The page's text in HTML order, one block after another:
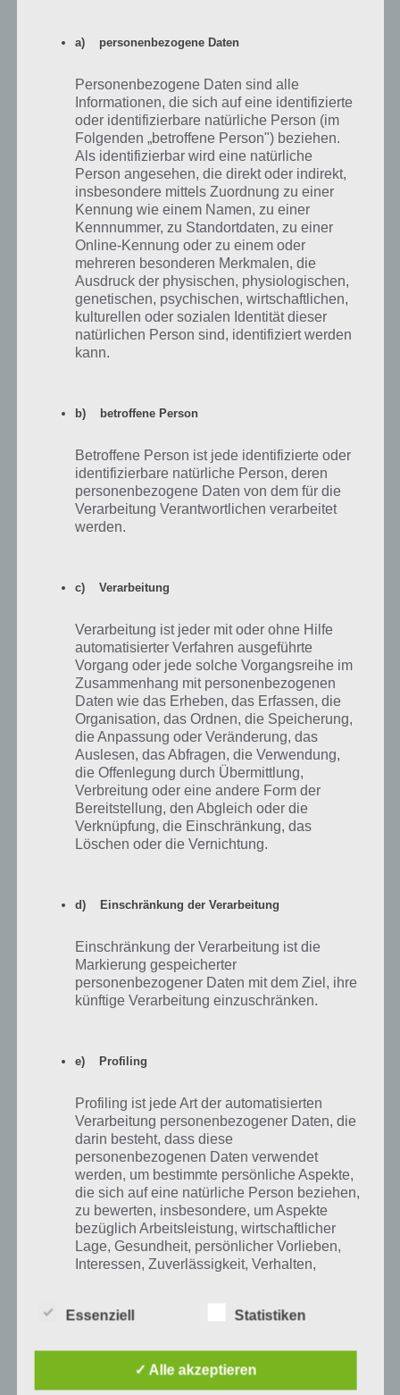
einfach ganz schnell den Button links anklicken bis der Pfeil über der
100 Inferno Escape Level 26 Lösung
Auch Level 26 ist mal wieder einfach. Hier muss man lediglich die
Anzahl der Verstrebungen je Flocke zählen. Die 100 Inferno Escape
Level 26 Lösung lautet dabei wie folgt. Auf der linken Seite müssen
folgende Zahlen von oben nach unten abgetragen werden 8die linke
Tabelle steht für die linke Seite, die andere für die rechte):
6
5
5
Einfach die Zahlen entsprechend eintragen und schon ist das Level
100 Inferno Escape Level 27 Lösung
musst du dein Android Gerät kurz schütteln, sodass der Golfsack
Im nächsten Schritt jenen aktivieren und per Wischbewegung nach
rechts den Ball ins Loch versenken.
100 Inferno Escape Level 28 Lösung
Weiter geht es mit der Lösung zu Level 28 von 100 Inferno Escape.
Her muss man auf der Tür die jeweilige Form über der Tür abtragen.
Also im ersten Schritt ein L machen (das heißt die linke Spalte und
die 3. Zeile vollständig antippen). Danach auf den Pfeil links von der
Tür tippen. So fährt man mit den weiteren Formen fort.
100 Inferno Escape Level 28 Lösung
100 Inferno Escape Level 29 Lösung
Kompliziert wird es in Level 29 von 100 Inferno Escape. Hier muss
man zunächst alle 6 Schneeflocken auf der Tür antippen, sodass kurz
ein Balken mit einer Farbe aufleuchtet. Nun muss man sich die
Länge merken und dann von kurz nach lang die farbigen
Schneeflocken links und rechts antippen.
Die Lösung lautet wie folgt (die Position der Zahl in der Tabelle
anzuklicken hat):
3
4
a) personenbezogene Daten
Personenbezogene Daten sind alle
Informationen, die sich auf eine identifizierte
oder identifizierbare natürliche Person (im
Folgenden „betroffene Person") beziehen.
Als identifizierbar wird eine natürliche
Person angesehen, die direkt oder indirekt,
insbesondere mittels Zuordnung zu einer
Kennung wie einem Namen, zu einer
Kennnummer, zu Standortdaten, zu einer
Online-Kennung oder zu einem oder
mehreren besonderen Merkmalen, die
Ausdruck der physischen, physiologischen,
genetischen, psychischen, wirtschaftlichen,
kulturellen oder sozialen Identität dieser
natürlichen Person sind, identifiziert werden
kann.
b) betroffene Person
Betroffene Person ist jede identifizierte oder
identifizierbare natürliche Person, deren
personenbezogene Daten von dem für die
Verarbeitung Verantwortlichen verarbeitet
werden.
c) Verarbeitung
Verarbeitung ist jeder mit oder ohne Hilfe
automatisierter Verfahren ausgeführte
Vorgang oder jede solche Vorgangsreihe im
Zusammenhang mit personenbezogenen
Daten wie das Erheben, das Erfassen, die
Organisation, das Ordnen, die Speicherung,
die Anpassung oder Veränderung, das
Auslesen, das Abfragen, die Verwendung,
die Offenlegung durch Übermittlung,
Verbreitung oder eine andere Form der
Bereitstellung, den Abgleich oder die
Verknüpfung, die Einschränkung, das
Löschen oder die Vernichtung.
d) Einschränkung der Verarbeitung
Einschränkung der Verarbeitung ist die
Markierung gespeicherter
personenbezogener Daten mit dem Ziel, ihre
künftige Verarbeitung einzuschränken.
e) Profiling
Profiling ist jede Art der automatisierten
Verarbeitung personenbezogener Daten, die
darin besteht, dass diese
personenbezogenen Daten verwendet
werden, um bestimmte persönliche Aspekte,
die sich auf eine natürliche Person beziehen,
zu bewerten, insbesondere, um Aspekte
bezüglich Arbeitsleistung, wirtschaftlicher
Lage, Gesundheit, persönlicher Vorlieben,
Interessen, Zuverlässigkeit, Verhalten,
vorherzusagen.
f) Pseudonymisierung
Essenziell Statistiken
✓ Alle akzeptieren